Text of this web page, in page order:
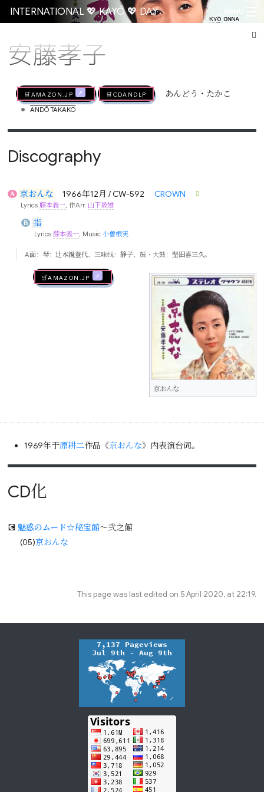
INTERNATIONAL 💖 KAYŌ 💖 DAY MENU
安藤孝子
🛒AMAZON.jp 🛒CDandLP あんどう・たかこ
• ANDŌ TAKAKO
Discography
A 京おんな 1966年12月 / CW-592 CROWN
Lyrics藤本義一 , 作Arr. 山下毅雄
B 指
Lyrics 藤本義一, Music 小曽根実
A面：琴：辻本親登代、三味线：静子、鼓・大鼓：堅田喜三久。
京おんな
🛒AMAZON.jp
1969年于原耕二作品《京おんな》内表演台词。
CD化
💽 魅惑のムード☆秘宝館～弐之館
(05)京おんな
This page was last edited on 5 April 2020, at 22:19.